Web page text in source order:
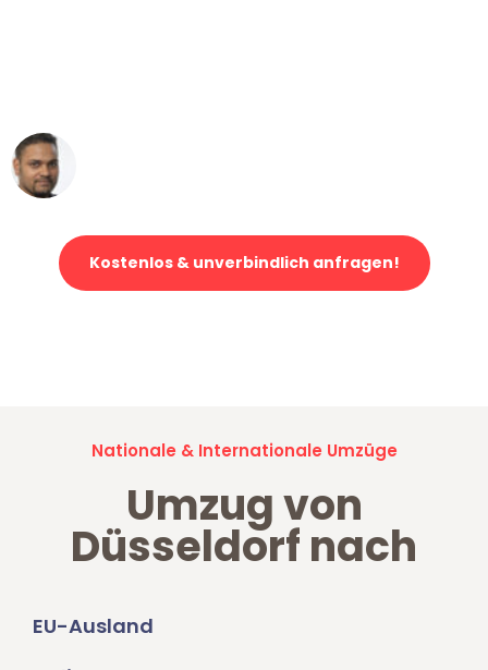
Kostenlos & unverbindlich anfragen!
Nationale & Internationale Umzüge
Umzug von
Düsseldorf nach
EU-Ausland